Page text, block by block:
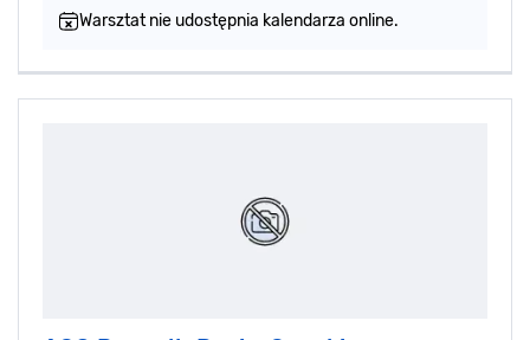
Warsztat nie udostępnia kalendarza online.